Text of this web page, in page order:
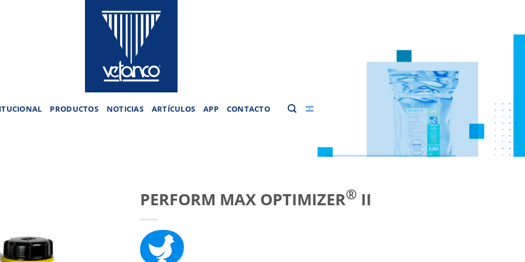
PRODUCTOS NOTICIAS ARTÍCULOS APP CONTACTO
PERFORM MAX OPTIMIZER® II